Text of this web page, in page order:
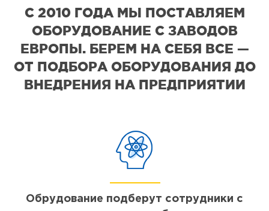
С 2010 ГОДА МЫ ПОСТАВЛЯЕМ
ОБОРУДОВАНИЕ С ЗАВОДОВ
ЕВРОПЫ. БЕРЕМ НА СЕБЯ ВСЕ —
ОТ ПОДБОРА ОБОРУДОВАНИЯ ДО
ВНЕДРЕНИЯ НА ПРЕДПРИЯТИИ
Обрудование подберут сотрудники с